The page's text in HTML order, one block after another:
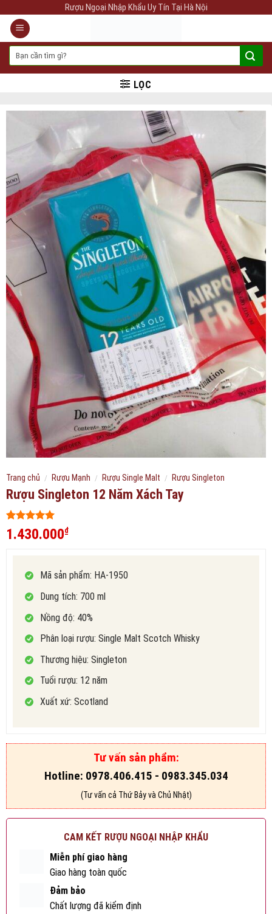
content
Rượu Ngoại Nhập Khẩu Uy Tín Tại Hà Nội
kiếm:
LỌC
Trang chủ / Rượu Mạnh / Rượu Single Malt / Rượu Singleton
Rượu Singleton 12 Năm Xách Tay
5trên 5
dựa trên
366
1.430.000₫
Mã sản phẩm: HA-1950
Dung tích: 700 ml
Nồng độ: 40%
Phân loại rượu: Single Malt Scotch Whisky
Thương hiệu: Singleton
Tuổi rượu: 12 năm
Xuất xứ: Scotland
Tư vấn sản phẩm:
Hotline: 0978.406.415 - 0983.345.034
(Tư vấn cả Thứ Bảy và Chủ Nhật)
CAM KẾT RƯỢU NGOẠI NHẬP KHẨU
Miễn phí giao hàng
Giao hàng toàn quốc
Đảm bảo
Chất lượng đã kiểm định